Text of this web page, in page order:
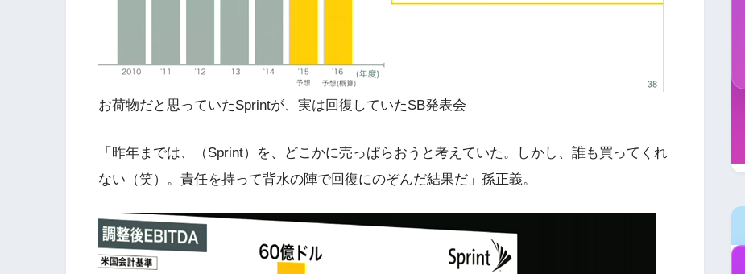
お荷物だと思っていたSprintが、実は回復していたSB発表会
「昨年までは、（Sprint）を、どこかに売っぱらおうと考えていた。しかし、誰も買ってくれ
ない（笑）。責任を持って背水の陣で回復にのぞんだ結果だ」孫正義。